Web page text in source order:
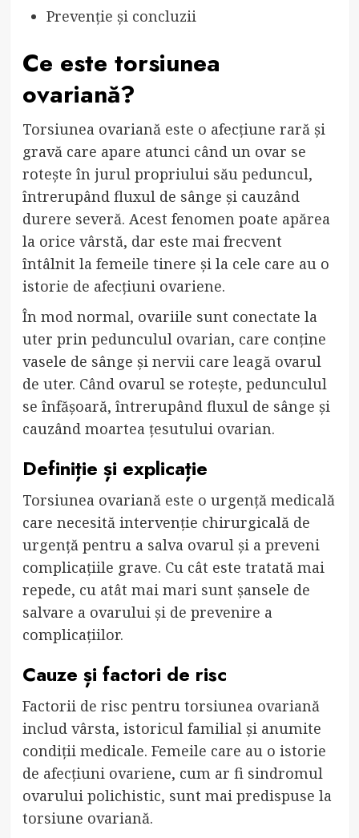
Prevenție și concluzii
Ce este torsiunea
ovariană?
Torsiunea ovariană este o afecțiune rară și
gravă care apare atunci când un ovar se
rotește în jurul propriului său peduncul,
întrerupând fluxul de sânge și cauzând
durere severă. Acest fenomen poate apărea
la orice vârstă, dar este mai frecvent
întâlnit la femeile tinere și la cele care au o
istorie de afecțiuni ovariene.
În mod normal, ovariile sunt conectate la
uter prin pedunculul ovarian, care conține
vasele de sânge și nervii care leagă ovarul
de uter. Când ovarul se rotește, pedunculul
se înfășoară, întrerupând fluxul de sânge și
cauzând moartea țesutului ovarian.
Definiție și explicație
Torsiunea ovariană este o urgență medicală
care necesită intervenție chirurgicală de
urgență pentru a salva ovarul și a preveni
complicațiile grave. Cu cât este tratată mai
repede, cu atât mai mari sunt șansele de
salvare a ovarului și de prevenire a
complicațiilor.
Cauze și factori de risc
Factorii de risc pentru torsiunea ovariană
includ vârsta, istoricul familial și anumite
condiții medicale. Femeile care au o istorie
de afecțiuni ovariene, cum ar fi sindromul
ovarului polichistic, sunt mai predispuse la
torsiune ovariană.